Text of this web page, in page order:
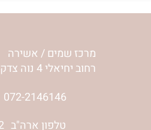
באב | הר'
מרכז שמים / אשירה
רחוב יחיאלי 4 נוה צדק תל אביב
072-2146146
טלפון ארה"ב